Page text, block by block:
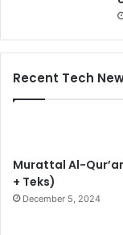
Recent Tech
Murattal Al-
+ Teks)
December 5, 2024